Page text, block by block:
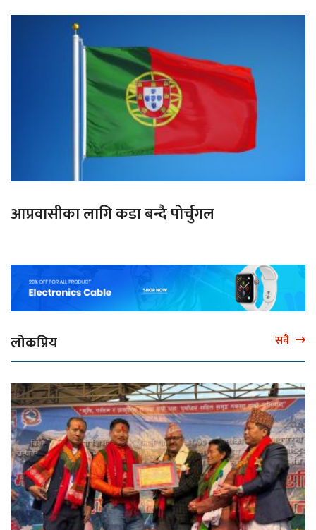
आप्रवासीका लागि कडा बन्दै पोर्चुगल
लोकप्रिय सबै